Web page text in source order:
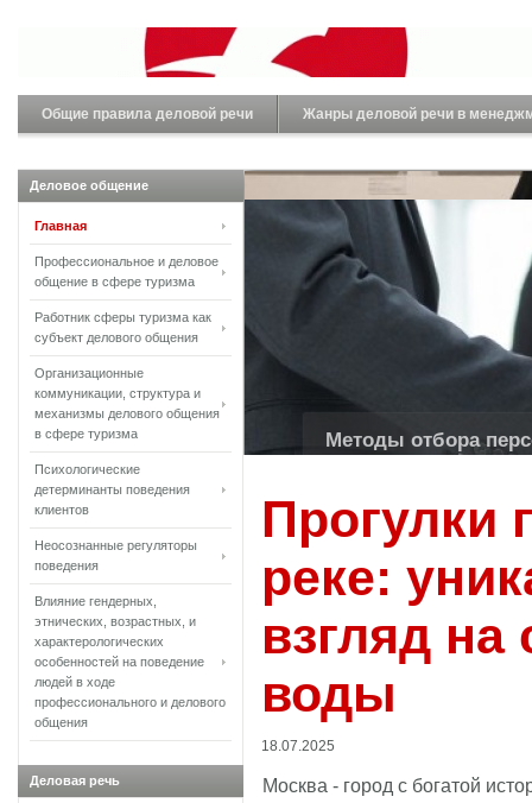
Общие правила деловой речи Жанры деловой речи в
Стили управления
Каждый руководитель рано
Прогулки
реке:
взгляд на
воды
18.07.2025
Москва - город с богатой
Деловое общение
Главная
Профессиональное и деловое
общение в сфере туризма
Работник сферы туризма как
субъект делового общения
Организационные
коммуникации, структура и
механизмы делового общения
в сфере туризма
Психологические
детерминанты поведения
клиентов
Неосознанные регуляторы
поведения
Влияние гендерных,
этнических, возрастных, и
характерологических
особенностей на поведение
людей в ходе
профессионального и делового
общения
Деловая речь